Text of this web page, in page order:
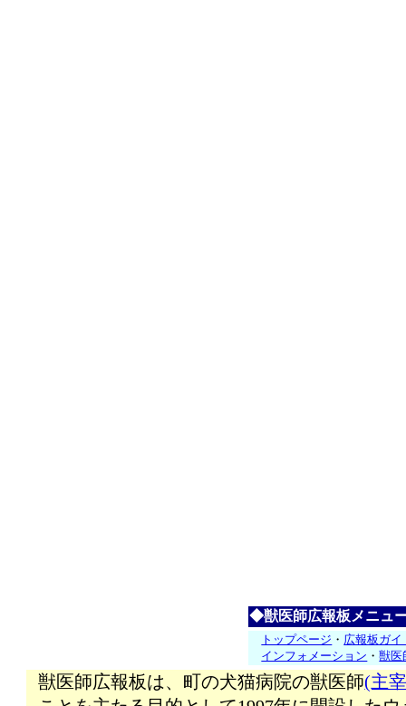
◆獣医師広報板メニュ
トップページ ・ 広報板ガイ
インフォメーション ・獣医
獣医師広報板は、町の犬猫病院の獣医師(主